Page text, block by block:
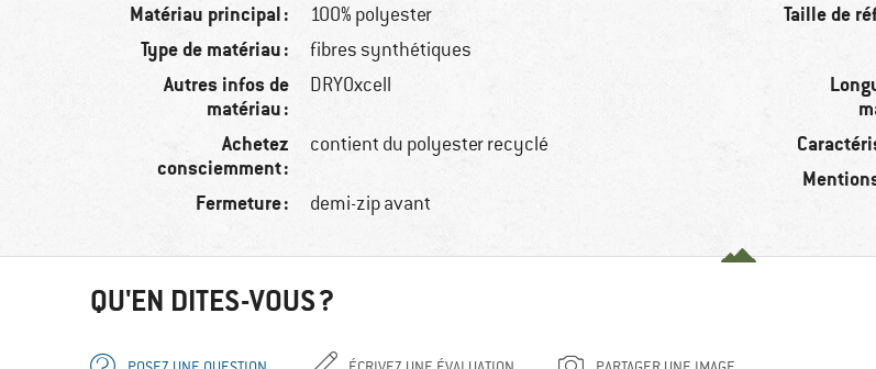
Matériau principal : 100% polyester
Type de matériau : fibres synthétiques
Autres infos de
matériau :
DRYOxcell
Achetez
consciemment :
contient du polyester recyclé
Fermeture : demi-zip avant
Taille de
QU'EN DITES-VOUS ?